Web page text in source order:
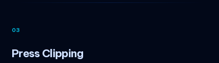
03
Press Clipping